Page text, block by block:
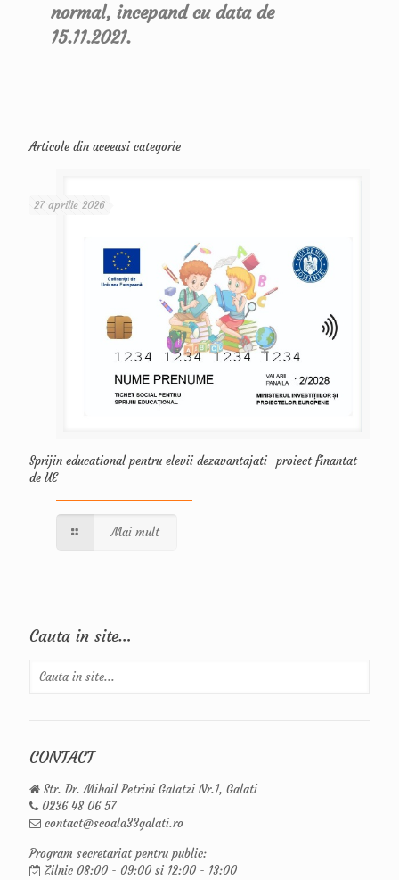
normal, incepand cu data de
15.11.2021.
Articole din aceeasi categorie
27 aprilie 2026
Sprijin educational pentru elevii dezavantajati- proiect finantat
de UE
Mai mult
Cauta in site…
CONTACT
Str. Dr. Mihail Petrini Galatzi Nr.1, Galati
0236 48 06 57
contact@scoala33galati.ro
Program secretariat pentru public:
Zilnic 08:00 - 09:00 si 12:00 - 13:00